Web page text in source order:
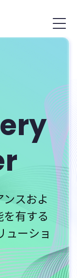
スおよ
有する
ューショ